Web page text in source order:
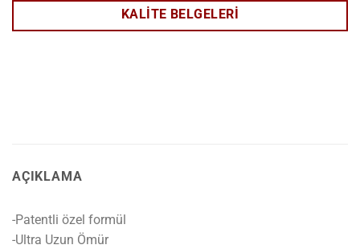
KALITE BELGELERI
AÇIKLAMA
-Patentli özel formül
-Ultra Uzun Ömür